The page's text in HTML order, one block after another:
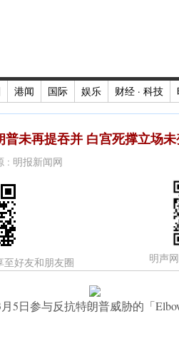
港闻 国际 娱乐 财经 · 科技
普未再提吞并 白宫死撑立场
: 明报新闻网
至好友和朋友圈 明声
5日参与反抗特朗普威胁的「